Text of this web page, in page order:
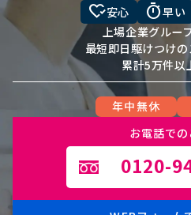
heart_check安心 timer早い
上場企業グルー
最短即日駆けつけの
累計5万件以
年中無休
お電話で
0120-